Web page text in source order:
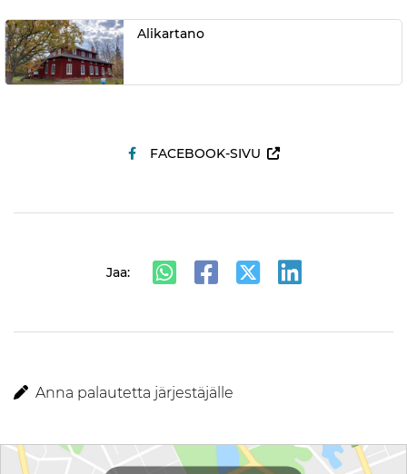
Alikartano
FACEBOOK-SIVU
Jaa:
Anna palautetta järjestäjälle
Reittiohjeet